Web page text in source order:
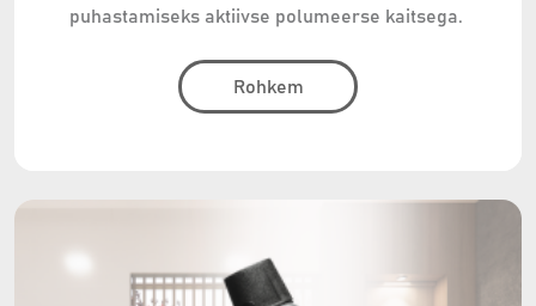
puhastamiseks aktiivse polumeerse kaitsega.
Rohkem